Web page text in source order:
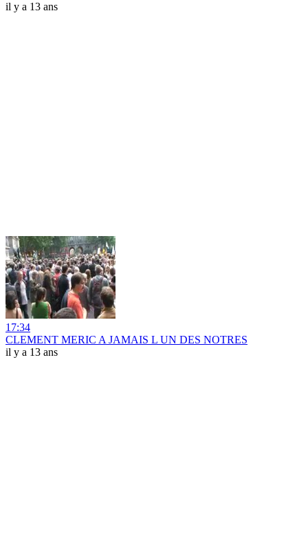
il y a 13 ans
17:34
CLEMENT MERIC A JAMAIS L UN DES NOTRES
il y a 13 ans